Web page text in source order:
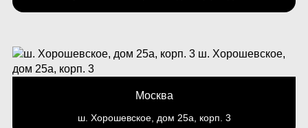
Москва
ш. Хорошевское, дом 25а, корп. 3